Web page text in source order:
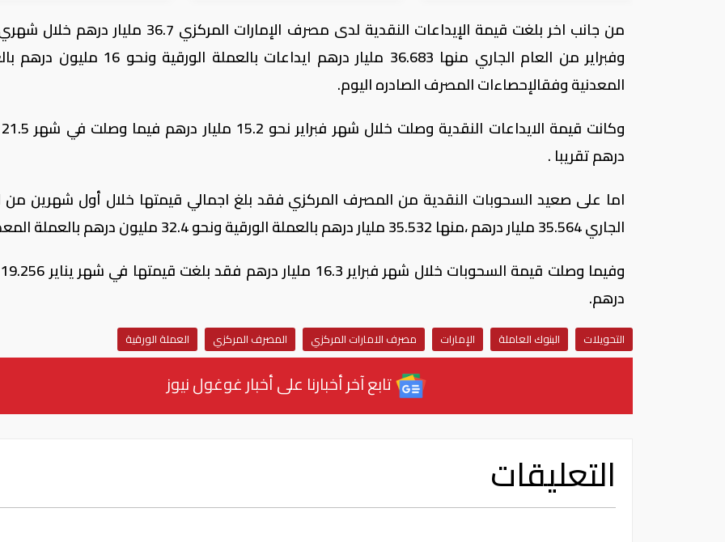
من جانب اخر بلغت قيمة الإيداعات النقدية لدى مصرف الإمارات المركزي 36.7
وفبراير من العام الجاري منها 36.683 مليار درهم ايداعات بالعملة
المعدنية وفقالإحصاءات المصرف الصادره اليوم.
درهم تقريبا .
اما على صعيد السحوبات النقدية من المصرف المركزي فقد بلغ اجمالي قيمتها خلال أول شهرين من
الجاري 35.564 مليار درهم ،منها 35.532 مليار درهم بالعملة الورقية ونحو 32.4 مليون درهم بالعملة المعدنية .
درهم.
التحويلات البنوك العاملة الإمارات مصرف الامارات المركزي المصرف المركزي العملة الورقية
تابع آخر أخبارنا على أخبار غوغول نيوز
التعليقات